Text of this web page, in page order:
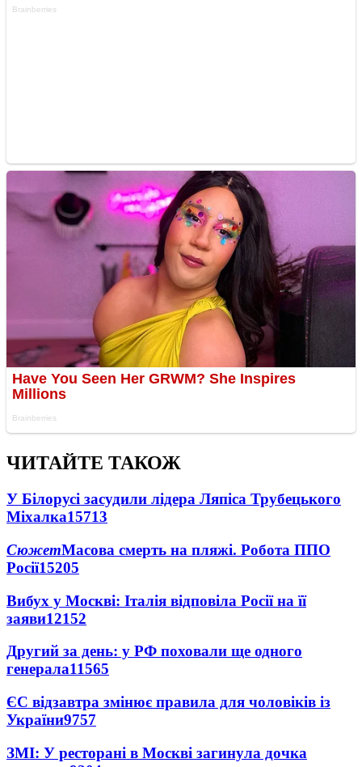
ЧИТАЙТЕ ТАКОЖ
У Білорусі засудили лідера Ляпіса Трубецького
Міхалка15713
СюжетМасова смерть на пляжі. Робота ППО
Росії15205
Вибух у Москві: Італія відповіла Росії на її
заяви12152
Другий за день: у РФ поховали ще одного
генерала11565
ЄС відзавтра змінює правила для чоловіків із
України9757
ЗМІ: У ресторані в Москві загинула дочка